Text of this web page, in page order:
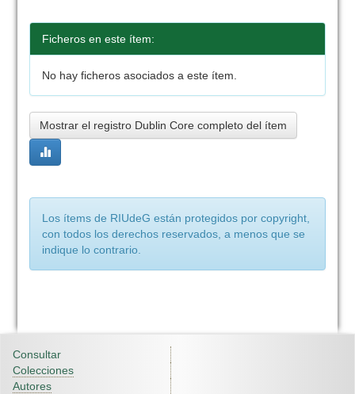
Ficheros en este ítem:
No hay ficheros asociados a este ítem.
Mostrar el registro Dublin Core completo del ítem
Los ítems de RIUdeG están protegidos por copyright,
con todos los derechos reservados, a menos que se
indique lo contrario.
Consultar
Colecciones
Autores